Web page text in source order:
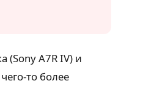
(Sony A7R IV) и
то более